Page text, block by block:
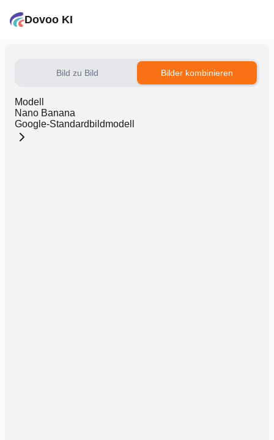
Dovoo KI
Bild zu Bild Bilder kombinieren
Modell
Nano Banana
Google-Standardbildmodell